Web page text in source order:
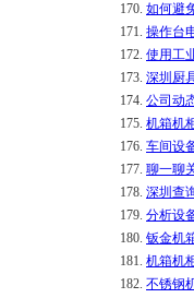
170. 如何避
171. 操作台
172. 使用工
173. 深圳厨
174. 公司动
175. 机箱机
176. 车间设
177. 聊一聊
178. 深圳查
179. 分析设
180. 钣金机
181. 机箱机
182. 不锈钢